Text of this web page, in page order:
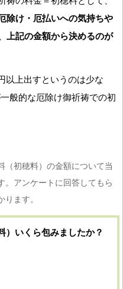
除け・厄払いへの気持ちや
上記の金額から決めるのが
以上出すというのは少な
般的な厄除け御祈祷での初
初穂料）の金額について当
。アンケートに回答してもら
ます。
）いくら包みましたか？